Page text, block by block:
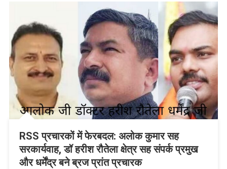
RSS प्रचारकों में फेरबदल: अलोक कुमार सह
सरकार्यवाह, डॉ हरीश रौतेला क्षेत्र सह संपर्क प्रमुख
और धर्मेंद्र बने ब्रज प्रांत प्रचारक